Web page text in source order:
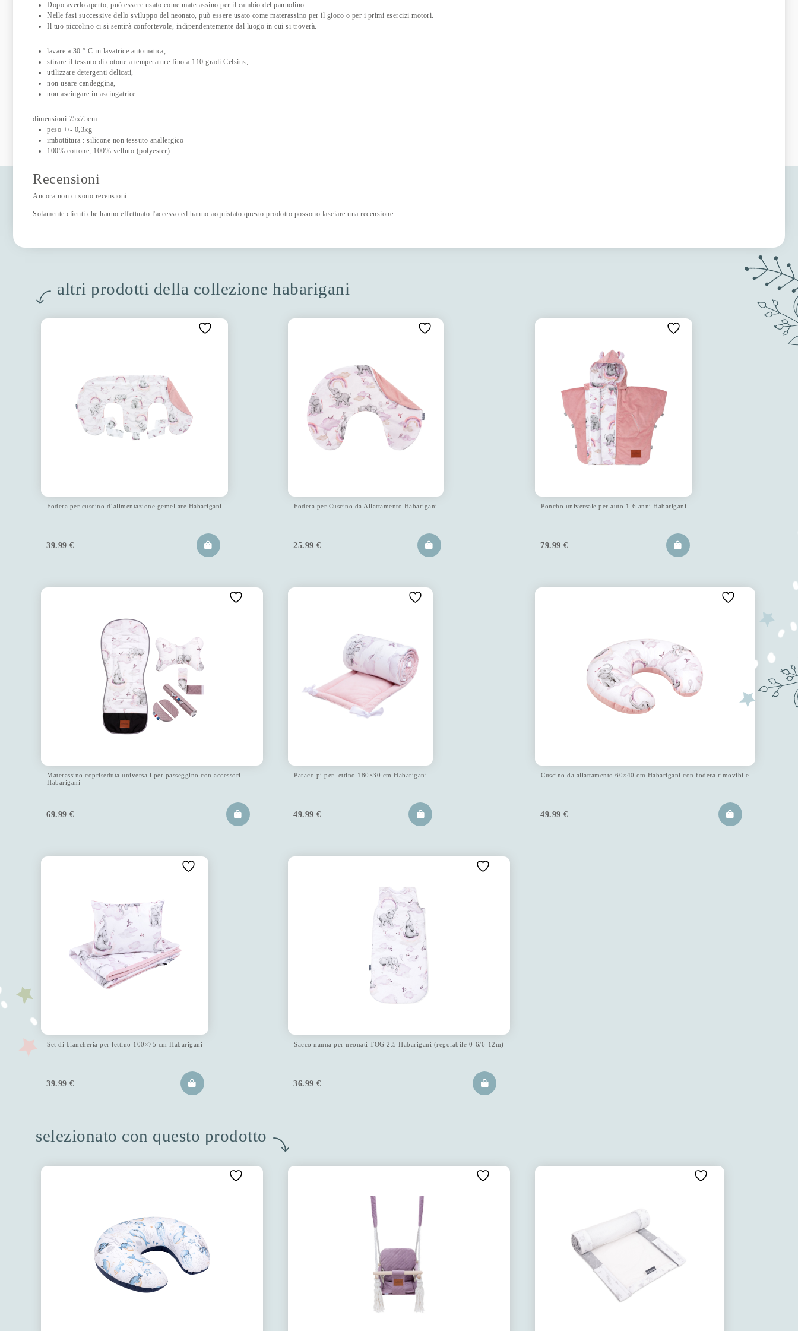
Dopo averlo aperto, può essere usato come materassino per il cambio del pannolino.
Nelle fasi successive dello sviluppo del neonato, può essere usato come materassino per il gioco o per i primi esercizi motori.
Il tuo piccolino ci si sentirà confortevole, indipendentemente dal luogo in cui si troverà.
lavare a 30 ° C in lavatrice automatica,
stirare il tessuto di cotone a temperature fino a 110 gradi Celsius,
utilizzare detergenti delicati,
non usare candeggina,
non asciugare in asciugatrice
dimensioni 75x75cm
peso +/- 0,3kg
imbottitura : silicone non tessuto anallergico
100% cottone, 100% velluto (polyester)
Recensioni
Ancora non ci sono recensioni.
Solamente clienti che hanno effettuato l'accesso ed hanno acquistato questo prodotto possono lasciare una recensione.
altri prodotti della collezione habarigani
Fodera per cuscino d’alimentazione gemellare Habarigani
39.99 €
Fodera per Cuscino da Allattamento Habarigani
25.99 €
Poncho universale per auto 1-6 anni Habarigani
79.99 €
Materassino copriseduta universali per passeggino con accessori
Habarigani
69.99 €
Paracolpi per lettino 180×30 cm Habarigani
49.99 €
Cuscino da allattamento 60×40 cm Habarigani con fodera rimovibile
49.99 €
Set di biancheria per lettino 100×75 cm Habarigani
39.99 €
Sacco nanna per neonati TOG 2.5 Habarigani (regolabile 0-6/6-12m)
36.99 €
selezionato con questo prodotto